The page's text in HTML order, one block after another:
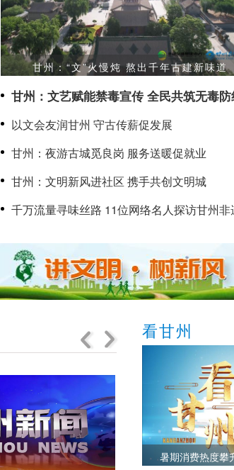
甘州：“文”火慢炖 熬出千年古建新味道
甘州：文艺赋能禁毒宣传 全民共筑无毒
以文会友润甘州 守古传薪促发展
甘州：夜游古城觅良岗 服务送暖促就业
甘州：文明新风进社区 携手共创文明城
千万流量寻味丝路 11位网络名人探访甘州非
看甘州
暑期消费热度攀